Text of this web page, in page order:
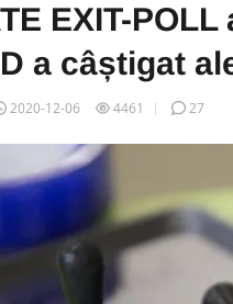
EXIT-
a câștigat
2020-12-06 4461 27